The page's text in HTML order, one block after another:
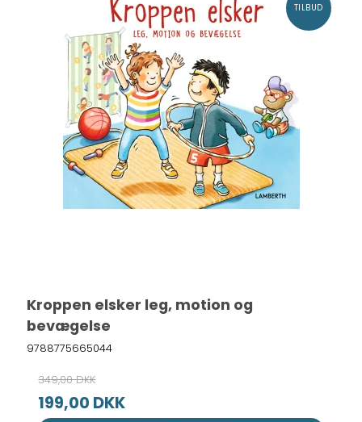
TILBUD
Kroppen elsker leg, motion og
bevægelse
9788775665044
349,00 DKK
199,00 DKK